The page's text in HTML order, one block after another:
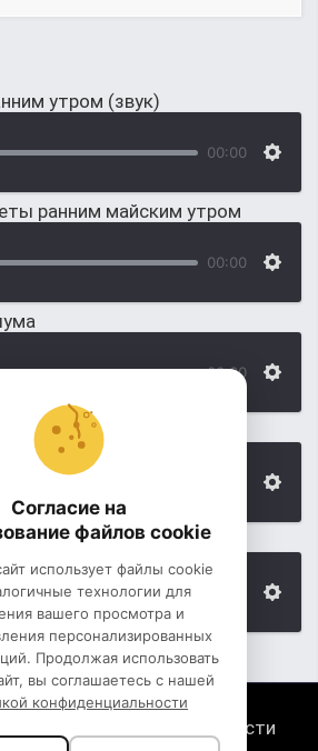
утром (звук)
00:00
ранним майским утром
00:00
00:00
и шум волн
городского типа
Политика конфиденциальности
Согласие на
файлов cookie
использует файлы cookie
технологии для
вашего просмотра и
персонализированных
Продолжая использовать
вы соглашаетесь с нашей
конфиденциальности